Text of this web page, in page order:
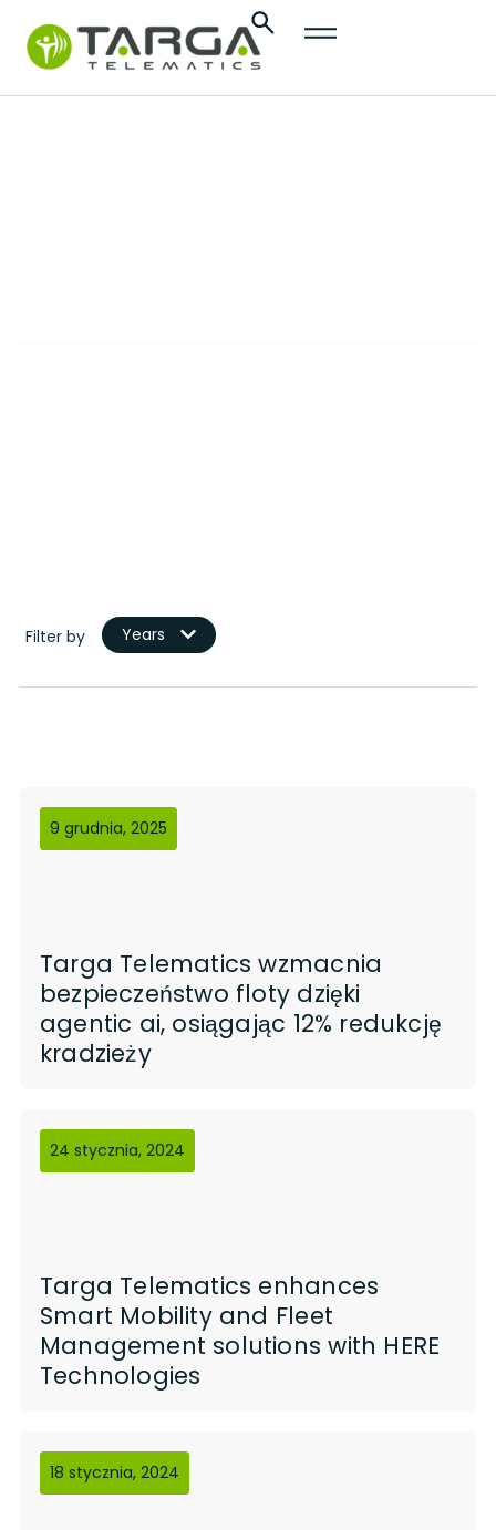
treści
Filter by Years
9 grudnia, 2025
Targa Telematics wzmacnia
bezpieczeństwo floty dzięki
agentic ai, osiągając 12% redukcję
kradzieży
24 stycznia, 2024
Targa Telematics enhances
Smart Mobility and Fleet
Management solutions with HERE
Technologies
18 stycznia, 2024